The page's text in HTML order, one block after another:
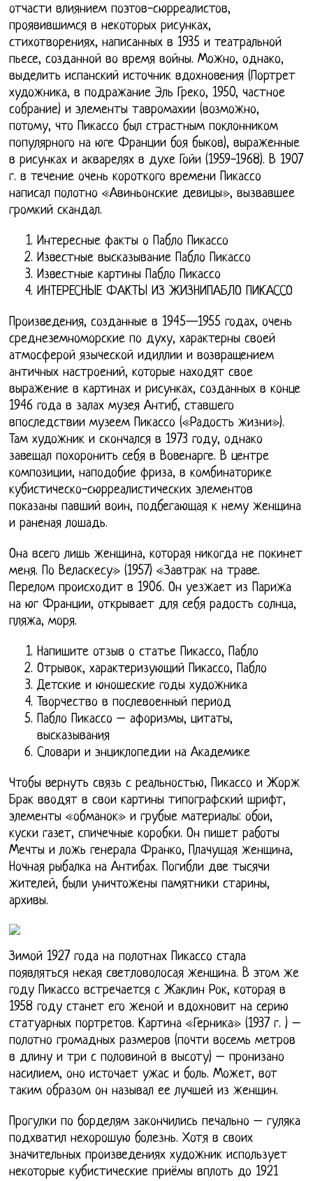
отчасти влиянием поэтов-сюрреалистов,
проявившимся в некоторых рисунках,
стихотворениях, написанных в 1935 и театральной
пьесе, созданной во время войны. Можно, однако,
выделить испанский источник вдохновения (Портрет
художника, в подражание Эль Греко, 1950, частное
собрание) и элементы тавромахии (возможно,
потому, что Пикассо был страстным поклонником
популярного на юге Франции боя быков), выраженные
в рисунках и акварелях в духе Гойи (1959-1968). В 1907
г. в течение очень короткого времени Пикассо
написал полотно «Авиньонские девицы», вызвавшее
громкий скандал.
Интересные факты о Пабло Пикассо
Известные высказывание Пабло Пикассо
Известные картины Пабло Пикассо
ИНТЕРЕСНЫЕ ФАКТЫ ИЗ ЖИЗНИПАБЛО ПИКАССО
Произведения, созданные в 1945—1955 годах, очень
среднеземноморские по духу, характерны своей
атмосферой языческой идиллии и возвращением
античных настроений, которые находят свое
выражение в картинах и рисунках, созданных в конце
1946 года в залах музея Антиб, ставшего
впоследствии музеем Пикассо («Радость жизни»).
Там художник и скончался в 1973 году, однако
завещал похоронить себя в Вовенарге. В центре
композиции, наподобие фриза, в комбинаторике
кубистическо-сюрреалистических элементов
показаны павший воин, подбегающая к нему женщина
и раненая лошадь.
Она всего лишь женщина, которая никогда не покинет
меня. По Веласкесу» (1957) «Завтрак на траве.
Перелом происходит в 1906. Он уезжает из Парижа
на юг Франции, открывает для себя радость солнца,
пляжа, моря.
Напишите отзыв о статье Пикассо, Пабло
Отрывок, характеризующий Пикассо, Пабло
Детские и юношеские годы художника
Творчество в послевоенный период
Пабло Пикассо – афоризмы, цитаты,
высказывания
Словари и энциклопедии на Академике
Чтобы вернуть связь с реальностью, Пикассо и Жорж
Брак вводят в свои картины типографский шрифт,
элементы «обманок» и грубые материалы: обои,
куски газет, спичечные коробки. Он пишет работы
Мечты и ложь генерала Франко, Плачущая женщина,
Ночная рыбалка на Антибах. Погибли две тысячи
жителей, были уничтожены памятники старины,
архивы.
Зимой 1927 года на полотнах Пикассо стала
появляться некая светловолосая женщина. В этом же
году Пикассо встречается с Жаклин Рок, которая в
1958 году станет его женой и вдохновит на серию
статуарных портретов. Картина «Герника» (1937 г. ) –
полотно громадных размеров (почти восемь метров
в длину и три с половиной в высоту) – пронизано
насилием, оно источает ужас и боль. Может, вот
таким образом он называл ее лучшей из женщин.
Прогулки по борделям закончились печально – гуляка
подхватил нехорошую болезнь. Хотя в своих
значительных произведениях художник использует
некоторые кубистические приёмы вплоть до 1921